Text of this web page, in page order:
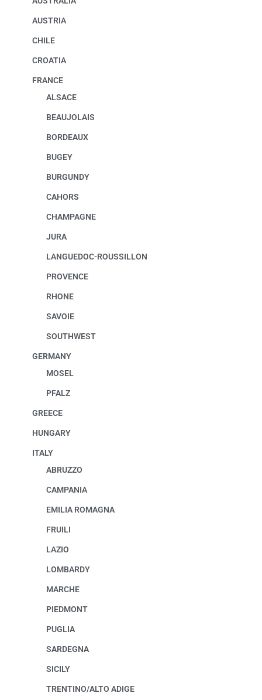
AUSTRIA
CHILE
CROATIA
FRANCE
ALSACE
BEAUJOLAIS
BORDEAUX
BUGEY
BURGUNDY
CAHORS
CHAMPAGNE
JURA
LANGUEDOC-ROUSSILLON
PROVENCE
RHONE
SAVOIE
SOUTHWEST
GERMANY
MOSEL
PFALZ
GREECE
HUNGARY
ITALY
ABRUZZO
CAMPANIA
EMILIA ROMAGNA
FRUILI
LAZIO
LOMBARDY
MARCHE
PIEDMONT
PUGLIA
SARDEGNA
SICILY
TRENTINO/ALTO ADIGE